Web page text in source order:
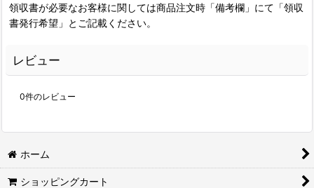
領収書が必要なお客様に関しては商品注文時「備考欄」にて「領収
書発行希望」とご記載ください。
レビュー
0件のレビュー
ホーム
ショッピングカート